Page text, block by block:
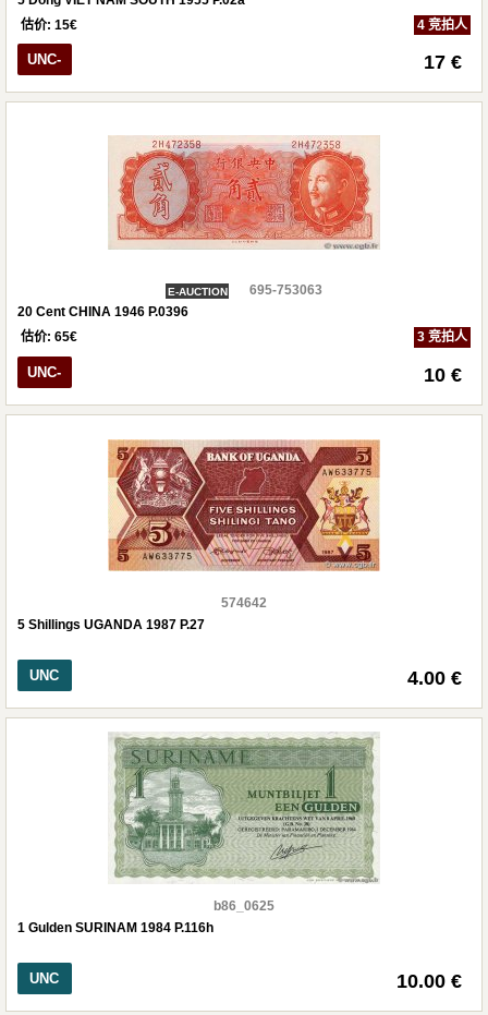
估价: 15€ 4 竞拍人
UNC- 17 €
E-AUCTION
695-753063
20 Cent CHINA 1946 P.0396
估价: 65€ 3 竞拍人
UNC- 10 €
574642
5 Shillings UGANDA 1987 P.27
UNC 4.00 €
b86_0625
1 Gulden SURINAM 1984 P.116h
UNC 10.00 €